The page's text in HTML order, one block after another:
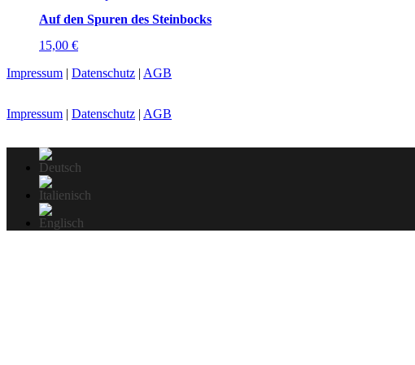
Auf den Spuren des Steinbocks
15,00 €
Impressum | Datenschutz | AGB
Impressum | Datenschutz | AGB